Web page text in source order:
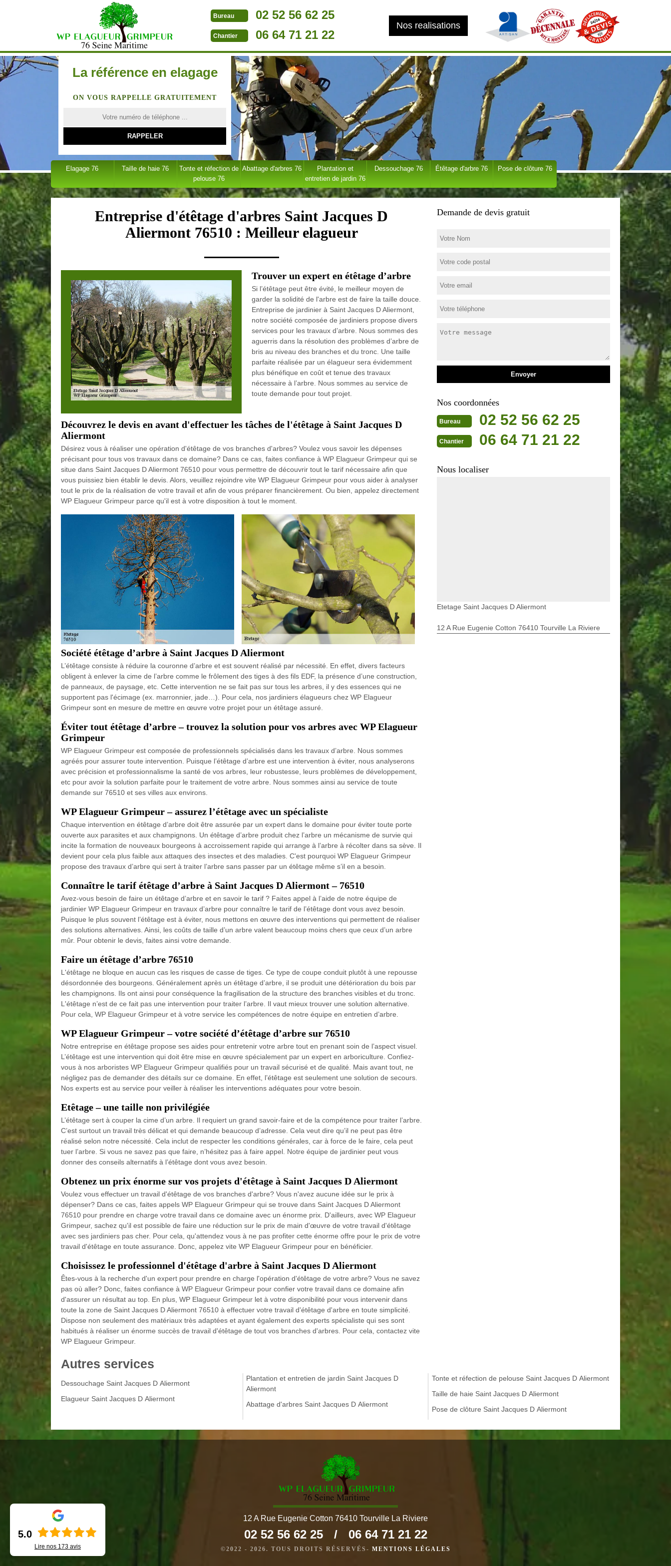
Bureau 02 52 56 62 25
Chantier 06 64 71 21 22
Nos realisations
La référence en elagage
ON VOUS RAPPELLE GRATUITEMENT
Elagage 76 Taille de haie 76
Tonte et réfection de
pelouse 76
Abattage d'arbres 76
Plantation et
entretien de jardin 76
Dessouchage 76 Étêtage d'arbre 76 Pose de clôture 76
Entreprise d'étêtage d'arbres Saint Jacques D
Aliermont 76510 : Meilleur elagueur
Trouver un expert en étêtage d’arbre
Si l’étêtage peut être évité, le meilleur moyen de
garder la solidité de l'arbre est de faire la taille douce.
Entreprise de jardinier à Saint Jacques D Aliermont,
notre société composée de jardiniers propose divers
services pour les travaux d’arbre. Nous sommes des
aguerris dans la résolution des problèmes d’arbre de
bris au niveau des branches et du tronc. Une taille
parfaite réalisée par un élagueur sera évidemment
plus bénéfique en coût et tenue des travaux
nécessaire à l’arbre. Nous sommes au service de
toute demande pour tout projet.
Découvrez le devis en avant d'effectuer les tâches de l'étêtage à Saint Jacques D
Aliermont
Désirez vous à réaliser une opération d'étêtage de vos branches d'arbres? Voulez vous savoir les dépenses
précisant pour tous vos travaux dans ce domaine? Dans ce cas, faites confiance à WP Elagueur Grimpeur qui se
situe dans Saint Jacques D Aliermont 76510 pour vous permettre de découvrir tout le tarif nécessaire afin que
vous puissiez bien établir le devis. Alors, veuillez rejoindre vite WP Elagueur Grimpeur pour vous aider à analyser
tout le prix de la réalisation de votre travail et afin de vous préparer financièrement. Ou bien, appelez directement
WP Elagueur Grimpeur parce qu'il est à votre disposition à tout le moment.
Société étêtage d’arbre à Saint Jacques D Aliermont
L’étêtage consiste à réduire la couronne d’arbre et est souvent réalisé par nécessité. En effet, divers facteurs
obligent à enlever la cime de l’arbre comme le frôlement des tiges à des fils EDF, la présence d’une construction,
de panneaux, de paysage, etc. Cette intervention ne se fait pas sur tous les arbres, il y des essences qui ne
supportent pas l'écimage (ex. marronnier, jade…). Pour cela, nos jardiniers élagueurs chez WP Elagueur
Grimpeur sont en mesure de mettre en œuvre votre projet pour un étêtage assuré.
Éviter tout étêtage d’arbre – trouvez la solution pour vos arbres avec WP Elagueur
Grimpeur
WP Elagueur Grimpeur est composée de professionnels spécialisés dans les travaux d’arbre. Nous sommes
agréés pour assurer toute intervention. Puisque l’étêtage d’arbre est une intervention à éviter, nous analyserons
avec précision et professionnalisme la santé de vos arbres, leur robustesse, leurs problèmes de développement,
etc pour avoir la solution parfaite pour le traitement de votre arbre. Nous sommes ainsi au service de toute
demande sur 76510 et ses villes aux environs.
WP Elagueur Grimpeur – assurez l’étêtage avec un spécialiste
Chaque intervention en étêtage d’arbre doit être assurée par un expert dans le domaine pour éviter toute porte
ouverte aux parasites et aux champignons. Un étêtage d’arbre produit chez l’arbre un mécanisme de survie qui
incite la formation de nouveaux bourgeons à accroissement rapide qui arrange à l’arbre à récolter dans sa sève. Il
devient pour cela plus faible aux attaques des insectes et des maladies. C'est pourquoi WP Elagueur Grimpeur
propose des travaux d’arbre qui sert à traiter l’arbre sans passer par un étêtage même s’il en a besoin.
Connaître le tarif étêtage d’arbre à Saint Jacques D Aliermont – 76510
Avez-vous besoin de faire un étêtage d’arbre et en savoir le tarif ? Faites appel à l’aide de notre équipe de
jardinier WP Elagueur Grimpeur en travaux d’arbre pour connaître le tarif de l’étêtage dont vous avez besoin.
Puisque le plus souvent l’étêtage est à éviter, nous mettons en œuvre des interventions qui permettent de réaliser
des solutions alternatives. Ainsi, les coûts de taille d’un arbre valent beaucoup moins chers que ceux d’un arbre
mûr. Pour obtenir le devis, faites ainsi votre demande.
Faire un étêtage d’arbre 76510
L'étêtage ne bloque en aucun cas les risques de casse de tiges. Ce type de coupe conduit plutôt à une repousse
désordonnée des bourgeons. Généralement après un étêtage d’arbre, il se produit une détérioration du bois par
les champignons. Ils ont ainsi pour conséquence la fragilisation de la structure des branches visibles et du tronc.
L'étêtage n’est de ce fait pas une intervention pour traiter l’arbre. Il vaut mieux trouver une solution alternative.
Pour cela, WP Elagueur Grimpeur et à votre service les compétences de notre équipe en entretien d’arbre.
WP Elagueur Grimpeur – votre société d’étêtage d’arbre sur 76510
Notre entreprise en étêtage propose ses aides pour entretenir votre arbre tout en prenant soin de l’aspect visuel.
L’étêtage est une intervention qui doit être mise en œuvre spécialement par un expert en arboriculture. Confiez-
vous à nos arboristes WP Elagueur Grimpeur qualifiés pour un travail sécurisé et de qualité. Mais avant tout, ne
négligez pas de demander des détails sur ce domaine. En effet, l’étêtage est seulement une solution de secours.
Nos experts est au service pour veiller à réaliser les interventions adéquates pour votre besoin.
Etêtage – une taille non privilégiée
L’étêtage sert à couper la cime d’un arbre. Il requiert un grand savoir-faire et de la compétence pour traiter l’arbre.
C’est surtout un travail très délicat et qui demande beaucoup d’adresse. Cela veut dire qu’il ne peut pas être
réalisé selon notre nécessité. Cela inclut de respecter les conditions générales, car à force de le faire, cela peut
tuer l’arbre. Si vous ne savez pas que faire, n’hésitez pas à faire appel. Notre équipe de jardinier peut vous
donner des conseils alternatifs à l’étêtage dont vous avez besoin.
Obtenez un prix énorme sur vos projets d'étêtage à Saint Jacques D Aliermont
Voulez vous effectuer un travail d'étêtage de vos branches d'arbre? Vous n'avez aucune idée sur le prix à
dépenser? Dans ce cas, faites appels WP Elagueur Grimpeur qui se trouve dans Saint Jacques D Aliermont
76510 pour prendre en charge votre travail dans ce domaine avec un énorme prix. D'ailleurs, avec WP Elagueur
Grimpeur, sachez qu'il est possible de faire une réduction sur le prix de main d'œuvre de votre travail d'étêtage
avec ses jardiniers pas cher. Pour cela, qu'attendez vous à ne pas profiter cette énorme offre pour le prix de votre
travail d'étêtage en toute assurance. Donc, appelez vite WP Elagueur Grimpeur pour en bénéficier.
Choisissez le professionnel d'étêtage d'arbre à Saint Jacques D Aliermont
Êtes-vous à la recherche d'un expert pour prendre en charge l'opération d'étêtage de votre arbre? Vous ne savez
pas où aller? Donc, faites confiance à WP Elagueur Grimpeur pour confier votre travail dans ce domaine afin
d'assurer un résultat au top. En plus, WP Elagueur Grimpeur let à votre disponibilité pour vous intervenir dans
toute la zone de Saint Jacques D Aliermont 76510 à effectuer votre travail d'étêtage d'arbre en toute simplicité.
Dispose non seulement des matériaux très adaptées et ayant également des experts spécialiste qui ses sont
habitués à réaliser un énorme succès de travail d'étêtage de tout vos branches d'arbres. Pour cela, contactez vite
WP Elagueur Grimpeur.
Demande de devis gratuit
Nos coordonnées
Bureau 02 52 56 62 25
Chantier 06 64 71 21 22
Nous localiser
Etetage Saint Jacques D Aliermont
12 A Rue Eugenie Cotton 76410 Tourville La Riviere
Autres services
Dessouchage Saint Jacques D Aliermont
Elagueur Saint Jacques D Aliermont
Plantation et entretien de jardin Saint Jacques D
Aliermont
Abattage d'arbres Saint Jacques D Aliermont
Tonte et réfection de pelouse Saint Jacques D Aliermont
Taille de haie Saint Jacques D Aliermont
Pose de clôture Saint Jacques D Aliermont
12 A Rue Eugenie Cotton 76410 Tourville La Riviere
02 52 56 62 25 / 06 64 71 21 22
©2022 - 2026. TOUS DROITS RÉSERVÉS- MENTIONS LÉGALES
5.0
Lire nos 173 avis